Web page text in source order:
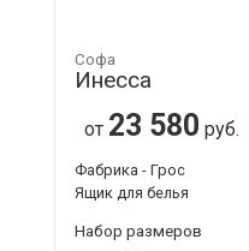
Софа
Инесса
от 23 580 руб.
Фабрика - Грос
Ящик для белья
Набор размеров